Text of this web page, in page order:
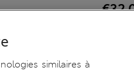
Tous
similaires à